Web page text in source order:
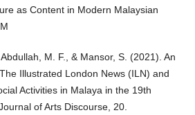
as Content in Modern Malaysian
M. F., & Mansor, S. (2021). An
Illustrated London News (ILN) and
Activities in Malaya in the 19th
of Arts Discourse, 20.